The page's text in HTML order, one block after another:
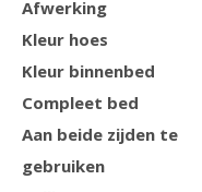
Afwerking
Kleur hoes
Kleur binnenbed
Compleet bed
Aan beide zijden te
gebruiken